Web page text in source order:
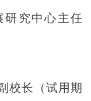
究中心主任
校长（试用期